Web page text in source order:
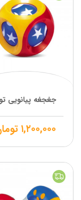
جغجغه پیانویی
۱,۲۰۰,۰۰۰